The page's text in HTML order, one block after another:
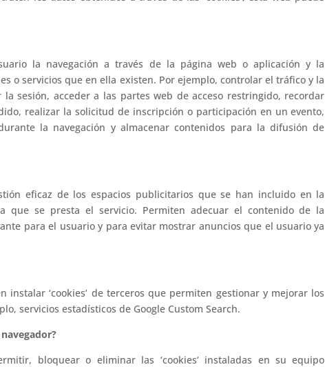
la navegación a través de la página web o aplicación y la
o servicios que en ella existen. Por ejemplo, controlar el tráfico y la
sesión, acceder a las partes web de acceso restringido, recordar
realizar la solicitud de inscripción o participación en un evento,
la navegación y almacenar contenidos para la difusión de
eficaz de los espacios publicitarios que se han incluido en la
que se presta el servicio. Permiten adecuar el contenido de la
para el usuario y para evitar mostrar anuncios que el usuario ya
instalar ‘cookies’ de terceros que permiten gestionar y mejorar los
servicios estadísticos de Google Custom Search.
bloquear o eliminar las ‘cookies’ instaladas en su equipo